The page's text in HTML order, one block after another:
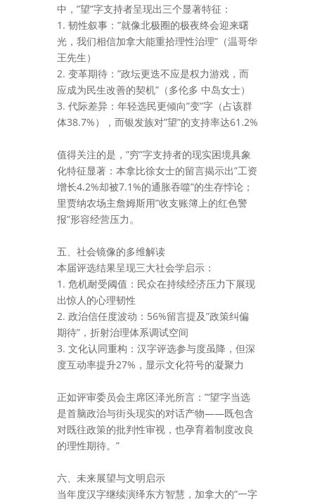
中，”望”字支持者呈现出三个显著特征：
1. 韧性叙事：”就像北极圈的极夜终会迎来曙
光，我们相信加拿大能重拾理性治理”（温哥华
王先生）
2. 变革期待：”政坛更迭不应是权力游戏，而
应成为民生改善的契机”（多伦多 中岛女士）
3. 代际差异：年轻选民更倾向”变”字（占该群
体38.7%），而银发族对”望”的支持率达61.2%
值得关注的是，”穷”字支持者的现实困境具象
化特征显著：本拿比徐女士的留言揭示出”工资
增长4.2%却被7.1%的通胀吞噬”的生存悖论；
里贾纳农场主詹姆斯用”收支账簿上的红色警
报”形容经营压力。
五、社会镜像的多维解读
本届评选结果呈现三大社会学启示：
1. 危机耐受阈值：民众在持续经济压力下展现
出惊人的心理韧性
2. 政治信任度波动：56%留言提及”政策纠偏
期待”，折射治理体系调试空间
3. 文化认同重构：汉字评选参与度虽降，但深
度互动率提升27%，显示文化符号的凝聚力
正如评审委员会主席区泽光所言：”‘望’字当选
是首脑政治与街头现实的对话产物——既包含
对既往政策的批判性审视，也孕育着制度改良
的理性期待。”
六、未来展望与文明启示
当年度汉字继续演绎东方智慧，加拿大的”一字